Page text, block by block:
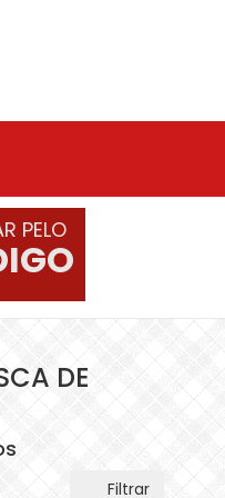
PELO
DE
Filtrar